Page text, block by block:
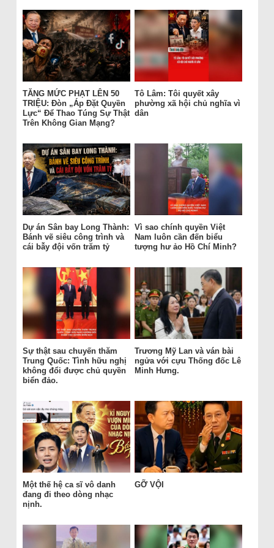
TĂNG MỨC PHẠT LÊN 50
TRIỆU: Đòn „Áp Đặt Quyền
Lực“ Để Thao Túng Sự Thật
Trên Không Gian Mạng?
Tô Lâm: Tôi quyết xây
phường xã hội chủ nghĩa vì
dân
Dự án Sân bay Long Thành:
Bánh vẽ siêu công trình và
cái bẫy đội vốn trăm tỷ
Vì sao chính quyền Việt
Nam luôn cần đến biểu
tượng hư ảo Hồ Chí Minh?
Sự thật sau chuyến thăm
Trung Quốc: Tình hữu nghị
không đổi được chủ quyền
biển đảo.
Trương Mỹ Lan và ván bài
ngửa với cựu Thống đốc Lê
Minh Hưng.
Một thế hệ ca sĩ vô danh
đang đi theo dòng nhạc
nịnh.
GỠ VỘI